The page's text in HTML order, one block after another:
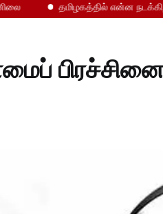
தமிழகத்தில் என்ன நடக்கிறது!